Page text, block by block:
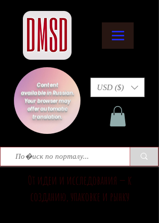
Content
available in Russian.
Your browser may
offer automatic
translation.
USD ($)
От идеи и исследования — к
созданию, упаковке и рынку